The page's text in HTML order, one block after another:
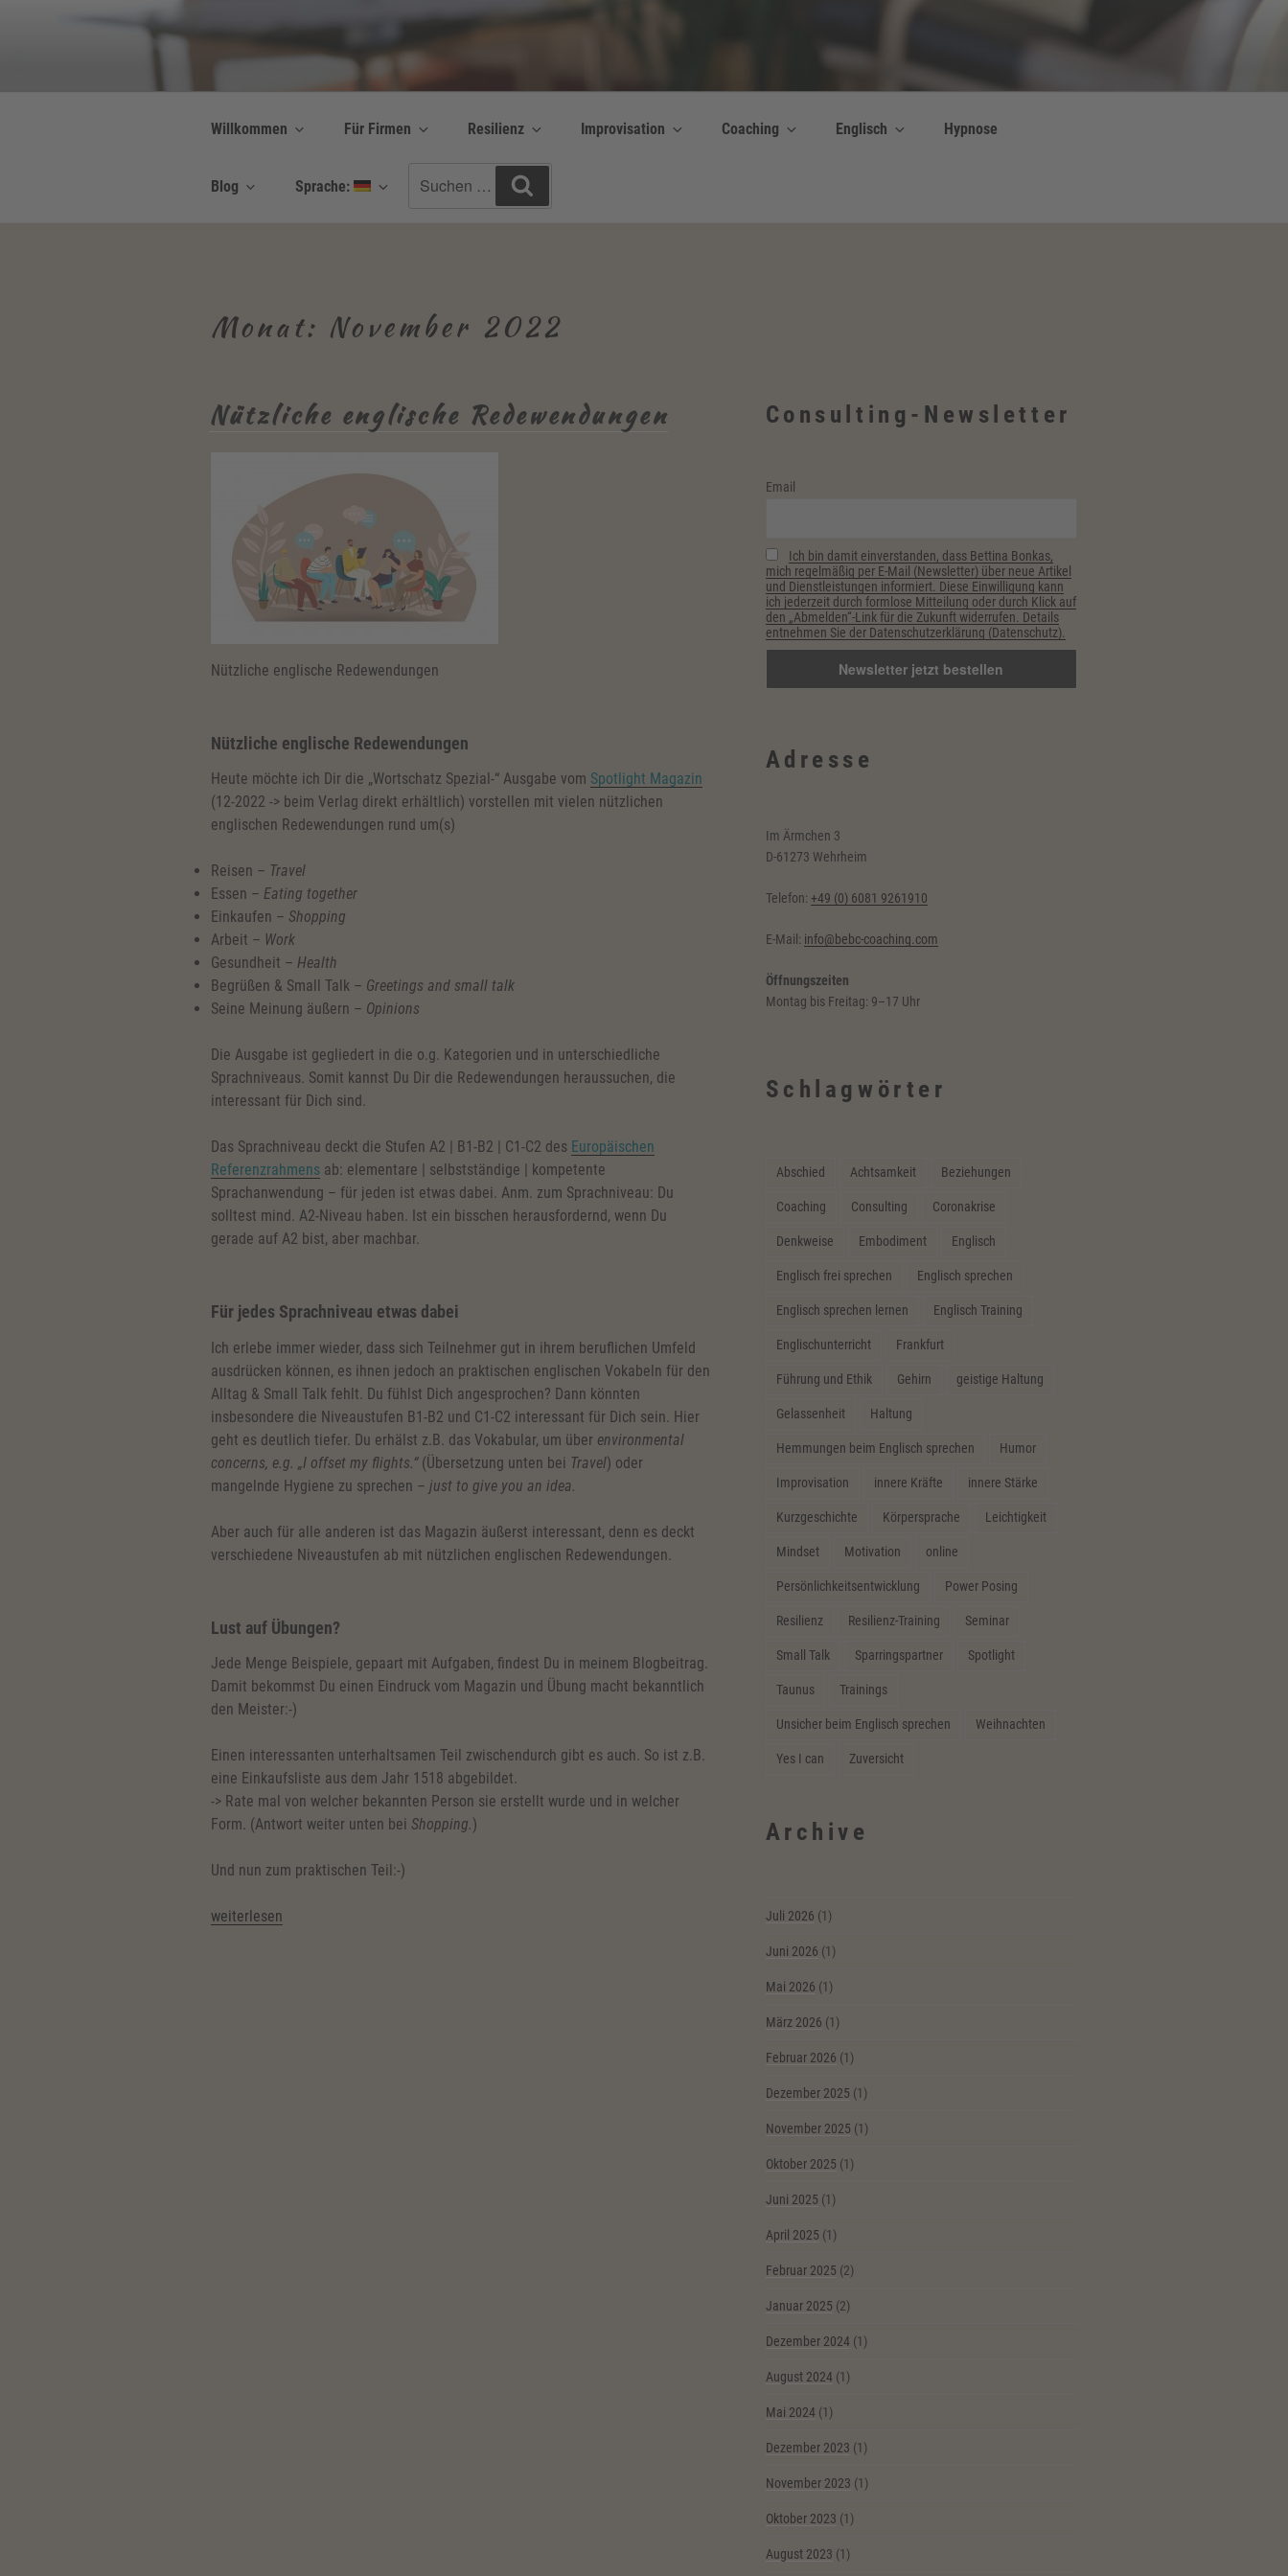
Be Connected by Bettina Bonkas GmbH
Resilienz | Coaching | Englisch + Improvisation
Willkommen Für Firmen Resilienz Improvisation Coaching Englisch Hypnose
Blog Sprache:
nach:
Monat: November 2022
Nützliche englische Redewendungen
Nützliche englische Redewendungen
Nützliche englische Redewendungen
Heute möchte ich Dir die „Wortschatz Spezial-“ Ausgabe vom Spotlight Magazin
(12-2022 -> beim Verlag direkt erhältlich) vorstellen mit vielen nützlichen
englischen Redewendungen rund um(s)
Reisen – Travel
Essen – Eating together
Einkaufen – Shopping
Arbeit – Work
Gesundheit – Health
Begrüßen & Small Talk – Greetings and small talk
Seine Meinung äußern – Opinions
Die Ausgabe ist gegliedert in die o.g. Kategorien und in unterschiedliche
Sprachniveaus. Somit kannst Du Dir die Redewendungen heraussuchen, die
interessant für Dich sind.
Das Sprachniveau deckt die Stufen A2 | B1-B2 | C1-C2 des Europäischen
Referenzrahmens ab: elementare | selbstständige | kompetente
Sprachanwendung – für jeden ist etwas dabei. Anm. zum Sprachniveau: Du
solltest mind. A2-Niveau haben. Ist ein bisschen herausfordernd, wenn Du
gerade auf A2 bist, aber machbar.
Für jedes Sprachniveau etwas dabei
Ich erlebe immer wieder, dass sich Teilnehmer gut in ihrem beruflichen Umfeld
ausdrücken können, es ihnen jedoch an praktischen englischen Vokabeln für den
Alltag & Small Talk fehlt. Du fühlst Dich angesprochen? Dann könnten
insbesondere die Niveaustufen B1-B2 und C1-C2 interessant für Dich sein. Hier
geht es deutlich tiefer. Du erhälst z.B. das Vokabular, um über environmental
concerns, e.g. „I offset my flights.“(Übersetzung unten bei Travel) oder
mangelnde Hygiene zu sprechen – just to give you an idea.
Aber auch für alle anderen ist das Magazin äußerst interessant, denn es deckt
verschiedene Niveaustufen ab mit nützlichen englischen Redewendungen.
Lust auf Übungen?
Jede Menge Beispiele, gepaart mit Aufgaben, findest Du in meinem Blogbeitrag.
Damit bekommst Du einen Eindruck vom Magazin und Übung macht bekanntlich
den Meister:-)
Einen interessanten unterhaltsamen Teil zwischendurch gibt es auch. So ist z.B.
eine Einkaufsliste aus dem Jahr 1518 abgebildet.
-> Rate mal von welcher bekannten Person sie erstellt wurde und in welcher
Form. (Antwort weiter unten bei Shopping.)
Und nun zum praktischen Teil:-)
„Nützliche
weiterlesen
Consulting-Newsletter
Email
Ich bin damit einverstanden, dass Bettina Bonkas,
mich regelmäßig per E-Mail (Newsletter) über neue Artikel
und Dienstleistungen informiert. Diese Einwilligung kann
ich jederzeit durch formlose Mitteilung oder durch Klick auf
den „Abmelden“-Link für die Zukunft widerrufen. Details
entnehmen Sie der Datenschutzerklärung (Datenschutz).
Adresse
Im Ärmchen 3
D-61273 Wehrheim
Telefon: +49 (0) 6081 9261910
E-Mail: info@bebc-coaching.com
Öffnungszeiten
Montag bis Freitag: 9–17 Uhr
Schlagwörter
Abschied Achtsamkeit Beziehungen
Coaching Consulting Coronakrise
Denkweise Embodiment Englisch
Englisch frei sprechen Englisch sprechen
Englisch sprechen lernen Englisch Training
Englischunterricht Frankfurt
Führung und Ethik Gehirn geistige Haltung
Gelassenheit Haltung
Hemmungen beim Englisch sprechen Humor
Improvisation innere Kräfte innere Stärke
Kurzgeschichte Körpersprache Leichtigkeit
Mindset Motivation online
Persönlichkeitsentwicklung Power Posing
Resilienz Resilienz-Training Seminar
Small Talk Sparringspartner Spotlight
Taunus Trainings
Unsicher beim Englisch sprechen Weihnachten
Yes I can Zuversicht
Archive
Juli 2026 (1)
Juni 2026 (1)
Mai 2026 (1)
März 2026 (1)
Februar 2026 (1)
Dezember 2025 (1)
November 2025 (1)
Oktober 2025 (1)
Juni 2025 (1)
April 2025 (1)
Februar 2025 (2)
Januar 2025 (2)
Dezember 2024(1)
August 2024(1)
Mai 2024(1)
Dezember 2023 (1)
November 2023 (1)
Oktober 2023 (1)
August 2023 (1)